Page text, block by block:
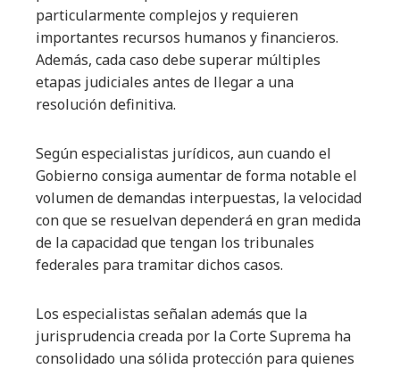
particularmente complejos y requieren
importantes recursos humanos y financieros.
Además, cada caso debe superar múltiples
etapas judiciales antes de llegar a una
resolución definitiva.
Según especialistas jurídicos, aun cuando el
Gobierno consiga aumentar de forma notable el
volumen de demandas interpuestas, la velocidad
con que se resuelvan dependerá en gran medida
de la capacidad que tengan los tribunales
federales para tramitar dichos casos.
Los especialistas señalan además que la
jurisprudencia creada por la Corte Suprema ha
consolidado una sólida protección para quienes